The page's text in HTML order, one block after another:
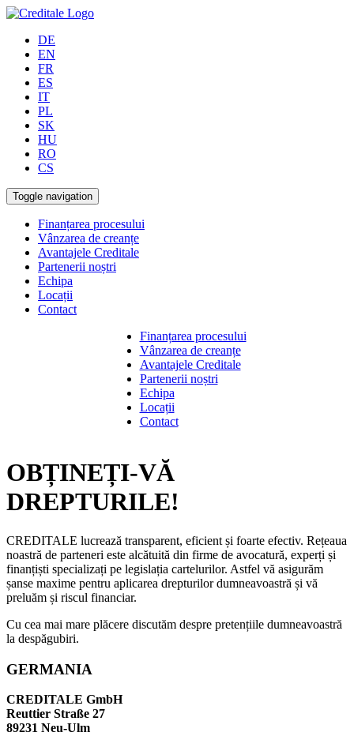
DE
EN
FR
ES
IT
PL
SK
HU
RO
CS
Toggle navigation
Finanțarea procesului
Vânzarea de creanțe
Avantajele Creditale
Partenerii noștri
Echipa
Locații
Contact
Finanțarea procesului
Vânzarea de creanțe
Avantajele Creditale
Partenerii noștri
Echipa
Locații
Contact
OBȚINEȚI-VĂ
DREPTURILE!
CREDITALE lucrează transparent, eficient și foarte efectiv. Rețeaua
noastră de parteneri este alcătuită din firme de avocatură, experți și
finanțiști specializați pe legislația cartelurilor. Astfel vă asigurăm
șanse maxime pentru aplicarea drepturilor dumneavoastră și vă
preluăm și riscul financiar.
Cu cea mai mare plăcere discutăm despre pretențiile dumneavoastră
la despăgubiri.
GERMANIA
CREDITALE GmbH
Reuttier Straße 27
89231 Neu-Ulm